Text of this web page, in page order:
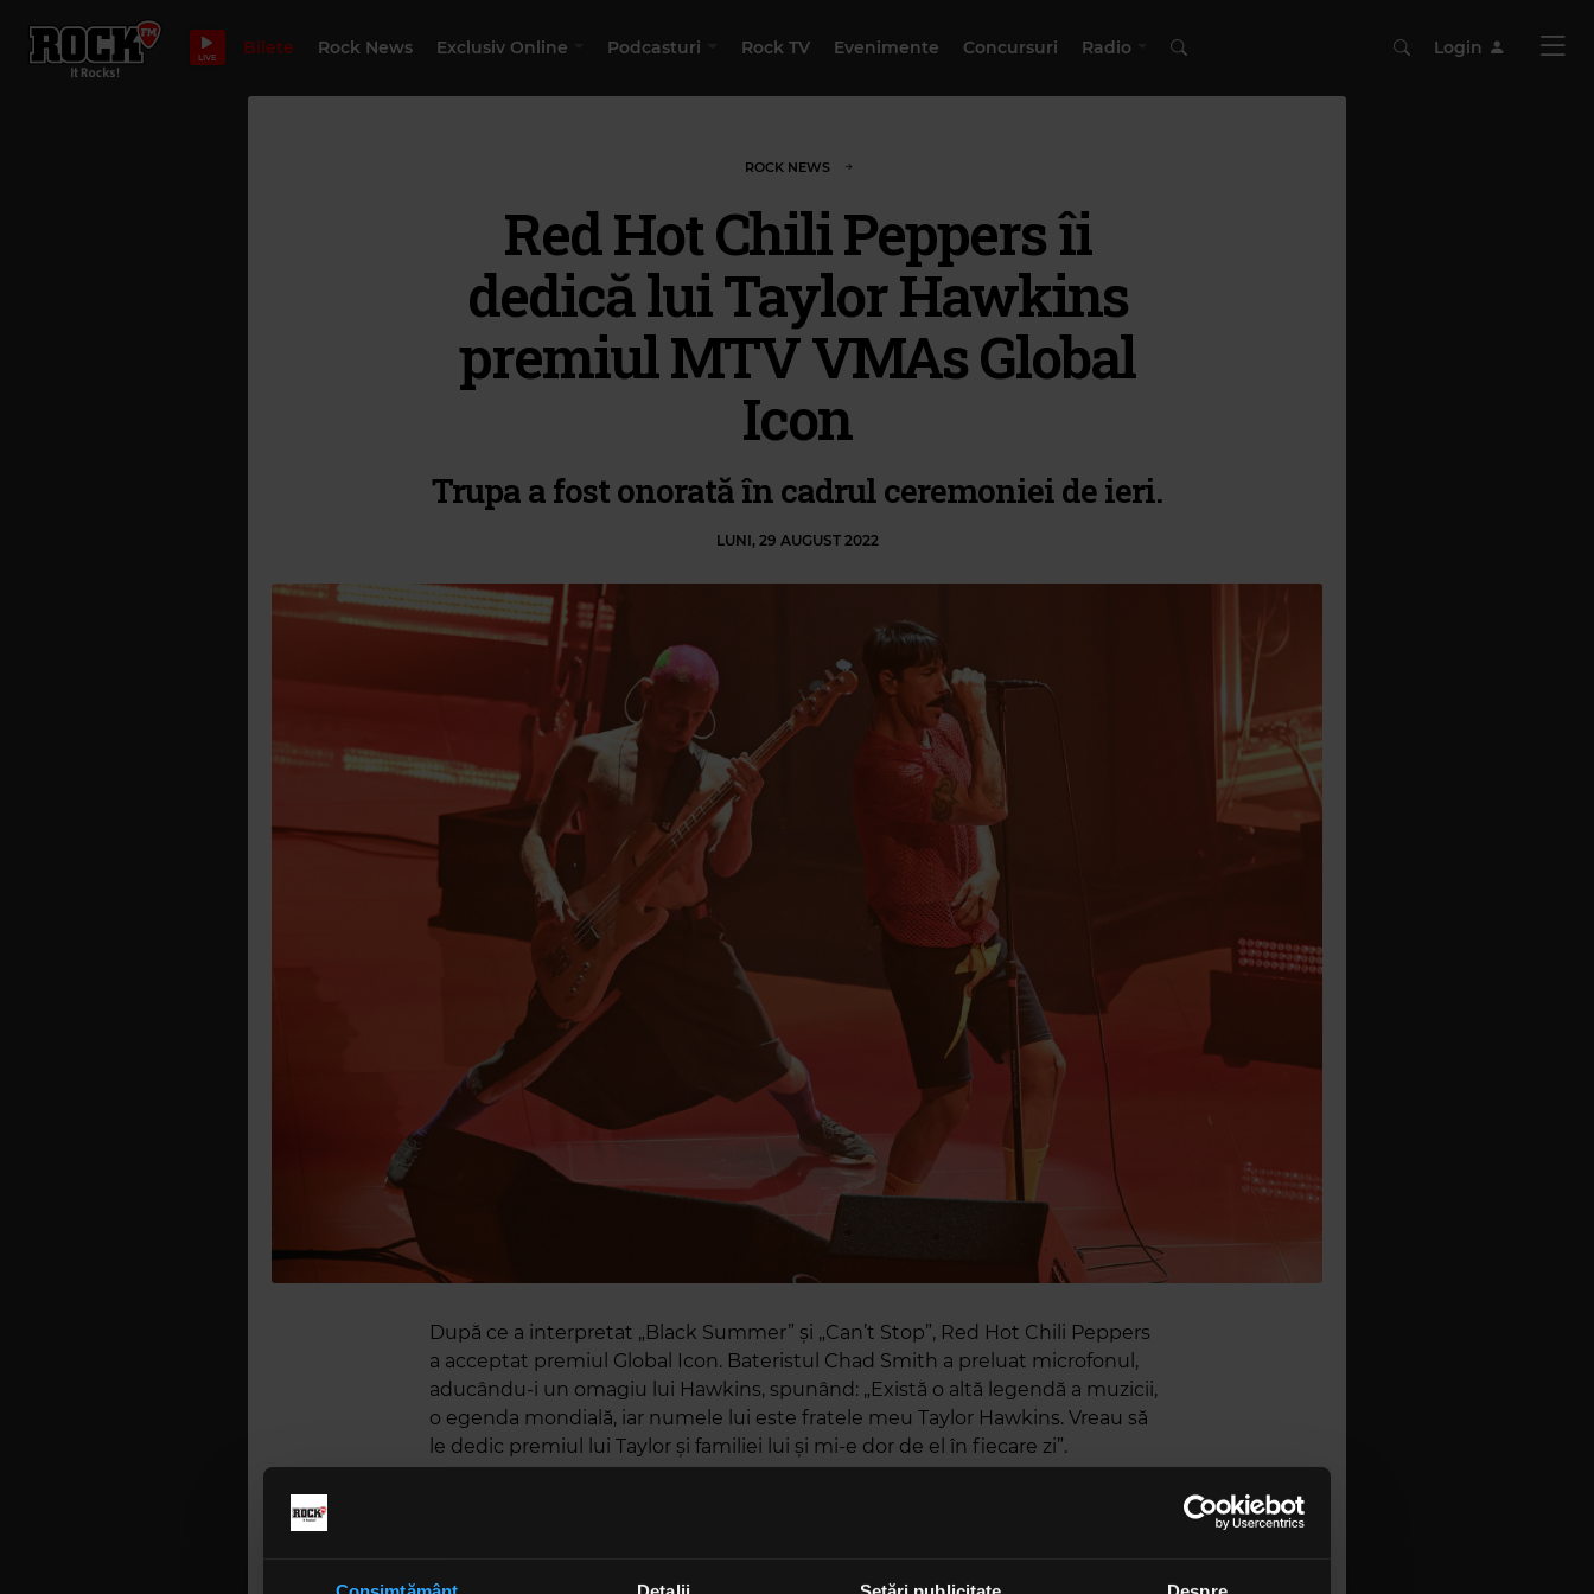
LIVE Bilete Rock News Exclusiv Online Podcasturi Rock TV Evenimente Concursuri Radio Login
ROCK NEWS
Red Hot Chili Peppers îi
dedică lui Taylor Hawkins
premiul MTV VMAs Global
Icon
Trupa a fost onorată în cadrul ceremoniei de ieri.
LUNI, 29 AUGUST 2022
După ce a interpretat „Black Summer” și „Can’t Stop”, Red Hot Chili Peppers
a acceptat premiul Global Icon. Bateristul Chad Smith a preluat microfonul,
aducându-i un omagiu lui Hawkins, spunând: „Există o altă legendă a muzicii,
o egenda mondială, iar numele lui este fratele meu Taylor Hawkins. Vreau să
le dedic premiul lui Taylor și familiei lui și mi-e dor de el în fiecare zi”.